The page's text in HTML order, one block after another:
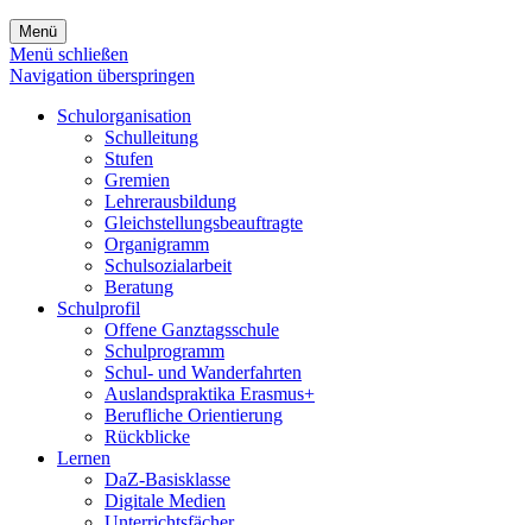
Menü
Menü schließen
Navigation überspringen
Schulorganisation
Schulleitung
Stufen
Gremien
Lehrerausbildung
Gleichstellungsbeauftragte
Organigramm
Schulsozialarbeit
Beratung
Schulprofil
Offene Ganztagsschule
Schulprogramm
Schul- und Wanderfahrten
Auslandspraktika Erasmus+
Berufliche Orientierung
Rückblicke
Lernen
DaZ-Basisklasse
Digitale Medien